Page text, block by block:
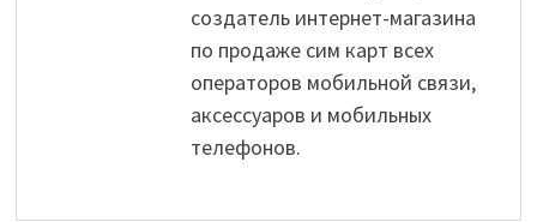
создатель интернет-магазина
по продаже сим карт всех
операторов мобильной связи,
аксессуаров и мобильных
телефонов.